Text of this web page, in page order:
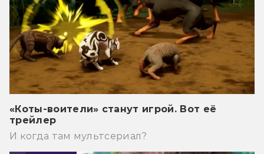
«Коты-воители» станут игрой. Вот её
трейлер
И когда там мультсериал?